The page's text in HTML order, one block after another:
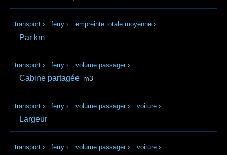
transport › ferry › empreinte totale moyenne ›
Par km
transport › ferry › volume passager ›
Cabine partagée m3
transport › ferry › volume passager › voiture ›
Largeur
transport › ferry › volume passager › voiture ›